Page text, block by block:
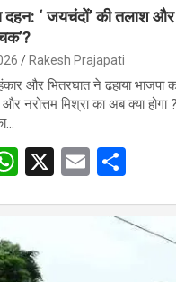
दहन: ‘ जयचंदों’ की तलाश और
Rakesh Prajapati
और भितरघात ने ढहाया भाजपा
और नरोत्तम मिश्रा का अब क्या
W
s
X
E
ail ar